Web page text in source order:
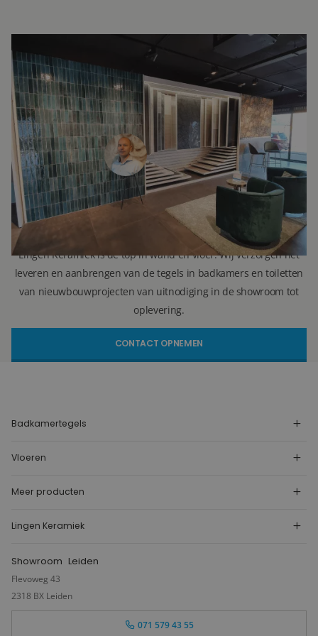
INTERESSE? NEEM VOOR MEER INFORMATIE
CONTACT OP.
Ron Vellekoop
Directeur
071 579 43 55
(Leiden)
010 202 15 15
(Capelle aan den IJssel)
r.vellekoop@lingenkeramiek.nl
Lingen Keramiek is de top in wand en vloer. Wij verzorgen het
leveren en aanbrengen van de tegels in badkamers en toiletten
van nieuwbouwprojecten van uitnodiging in de showroom tot
oplevering.
CONTACT OPNEMEN
Badkamertegels
Vloeren
Meer producten
Lingen Keramiek
Showroom Leiden
Flevoweg 43
2318 BX Leiden
071 579 43 55